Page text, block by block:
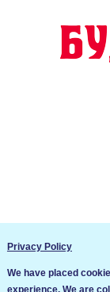
Privacy Policy
We have placed
experience. We are